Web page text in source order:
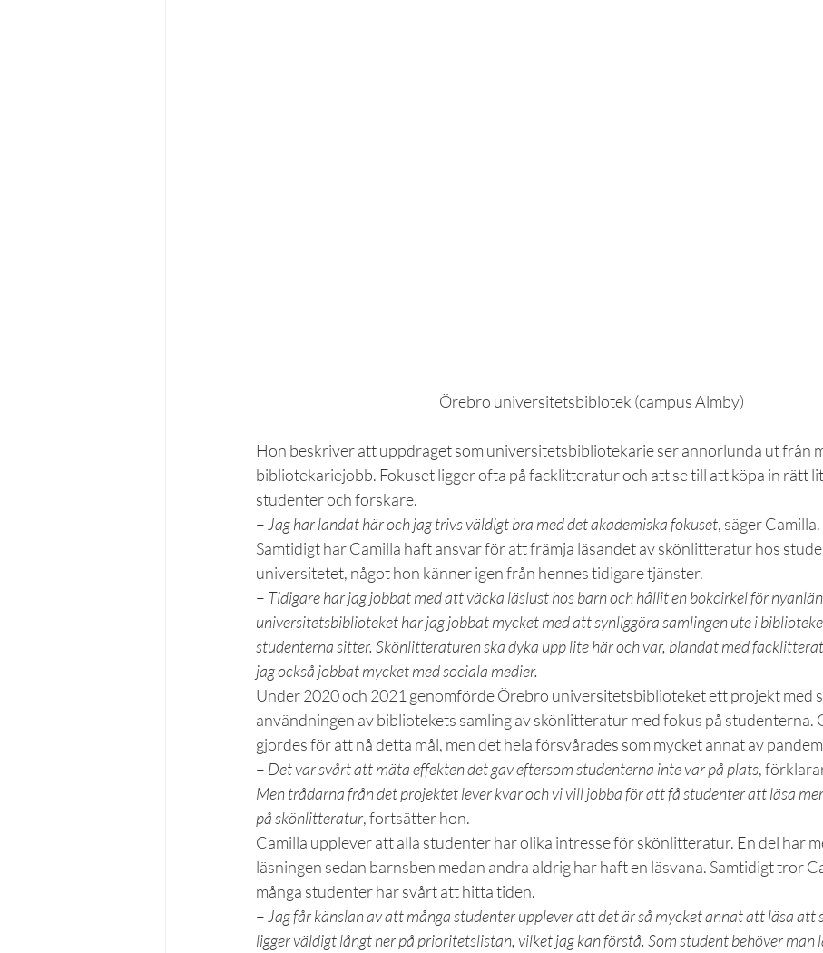
Örebro universitetsbiblotek (campus Almby)
Hon beskriver att uppdraget som universitetsbibliotekarie ser annorlunda ut från
bibliotekariejobb. Fokuset ligger ofta på facklitteratur och att se till att köpa in rätt
studenter och forskare.
– Jag har landat här och jag trivs väldigt bra med det akademiska fokuset, säger Camilla.
Samtidigt har Camilla haft ansvar för att främja läsandet av skönlitteratur hos
universitetet, något hon känner igen från hennes tidigare tjänster.
– Tidigare har jag jobbat med att väcka läslust hos barn och hållit en bokcirkel för
universitetsbiblioteket har jag jobbat mycket med att synliggöra samlingen ute i
studenterna sitter. Skönlitteraturen ska dyka upp lite här och var, blandat med
jag också jobbat mycket med sociala medier.
Under 2020 och 2021 genomförde Örebro universitetsbiblioteket ett projekt med
användningen av bibliotekets samling av skönlitteratur med fokus på studenterna.
gjordes för att nå detta mål, men det hela försvårades som mycket annat av
– Det var svårt att mäta effekten det gav eftersom studenterna inte var på plats,
Men trådarna från det projektet lever kvar och vi vill jobba för att få studenter att läsa
på skönlitteratur, fortsätter hon.
Camilla upplever att alla studenter har olika intresse för skönlitteratur. En del har
läsningen sedan barnsben medan andra aldrig har haft en läsvana. Samtidigt tror
många studenter har svårt att hitta tiden.
– Jag får känslan av att många studenter upplever att det är så mycket annat att läsa
ligger väldigt långt ner på prioritetslistan, vilket jag kan förstå. Som student behöver man